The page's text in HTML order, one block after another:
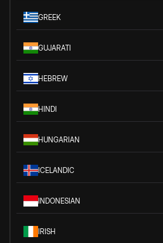
GREEK
GUJARATI
HEBREW
HINDI
HUNGARIAN
ICELANDIC
INDONESIAN
IRISH